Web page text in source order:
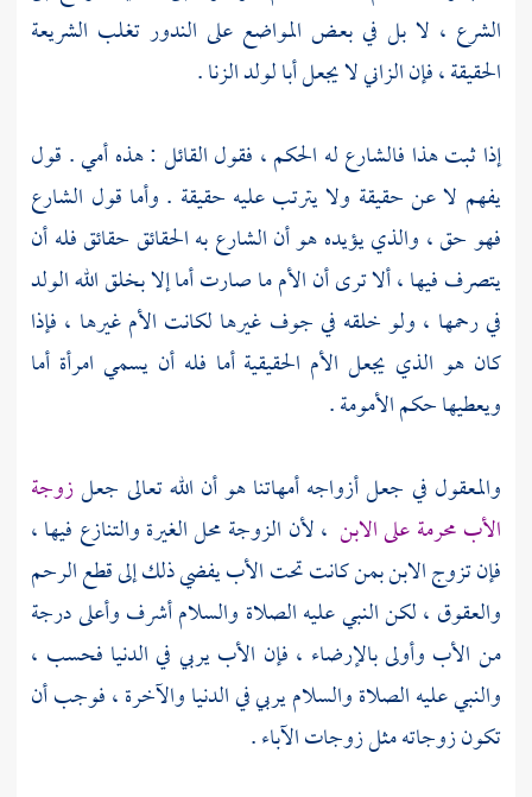
الشرع ، لا بل في بعض المواضع على الندور تغلب الشريعة
الحقيقة ، فإن الزاني لا يجعل أبا لولد الزنا .
إذا ثبت هذا فالشارع له الحكم ، فقول القائل : هذه أمي . قول
يفهم لا عن حقيقة ولا يترتب عليه حقيقة . وأما قول الشارع
فهو حق ، والذي يؤيده هو أن الشارع به الحقائق حقائق فله أن
يتصرف فيها ، ألا ترى أن الأم ما صارت أما إلا بخلق الله الولد
في رحمها ، ولو خلقه في جوف غيرها لكانت الأم غيرها ، فإذا
كان هو الذي يجعل الأم الحقيقية أما فله أن يسمي امرأة أما
ويعطيها حكم الأمومة .
والمعقول في جعل أزواجه أمهاتنا هو أن الله تعالى جعلزوجة
الأب محرمة على الابن ، لأن الزوجة محل الغيرة والتنازع فيها ،
فإن تزوج الابن بمن كانت تحت الأب يفضي ذلك إلى قطع الرحم
والعقوق ، لكن النبي عليه الصلاة والسلام أشرف وأعلى درجة
من الأب وأولى بالإرضاء ، فإن الأب يربي في الدنيا فحسب ،
والنبي عليه الصلاة والسلام يربي في الدنيا والآخرة ، فوجب أن
تكون زوجاته مثل زوجات الآباء .